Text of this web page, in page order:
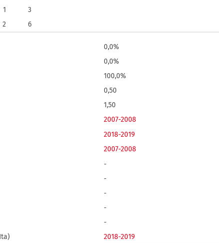
1
3
2 6
0,0%
0,0%
100,0%
0,50
1,50
2007-2008
2018-2019
2007-2008
-
-
-
-
-
2018-2019